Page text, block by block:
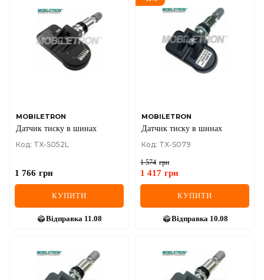
MOBILETRON
Датчик тиску в шинах
Код: TX-S052L
1 766 грн
КУПИТИ
Відправка 11.08
MOBILETRON
Датчик тиску в шинах
Код: TX-S079
1 574 грн
1 417 грн
КУПИТИ
Відправка 10.08